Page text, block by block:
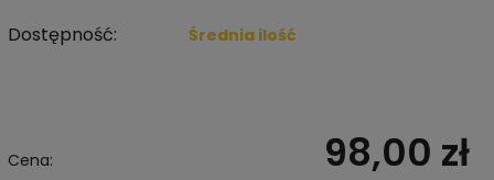
Dostępność: Średnia ilość
Cena: 98,00 zł